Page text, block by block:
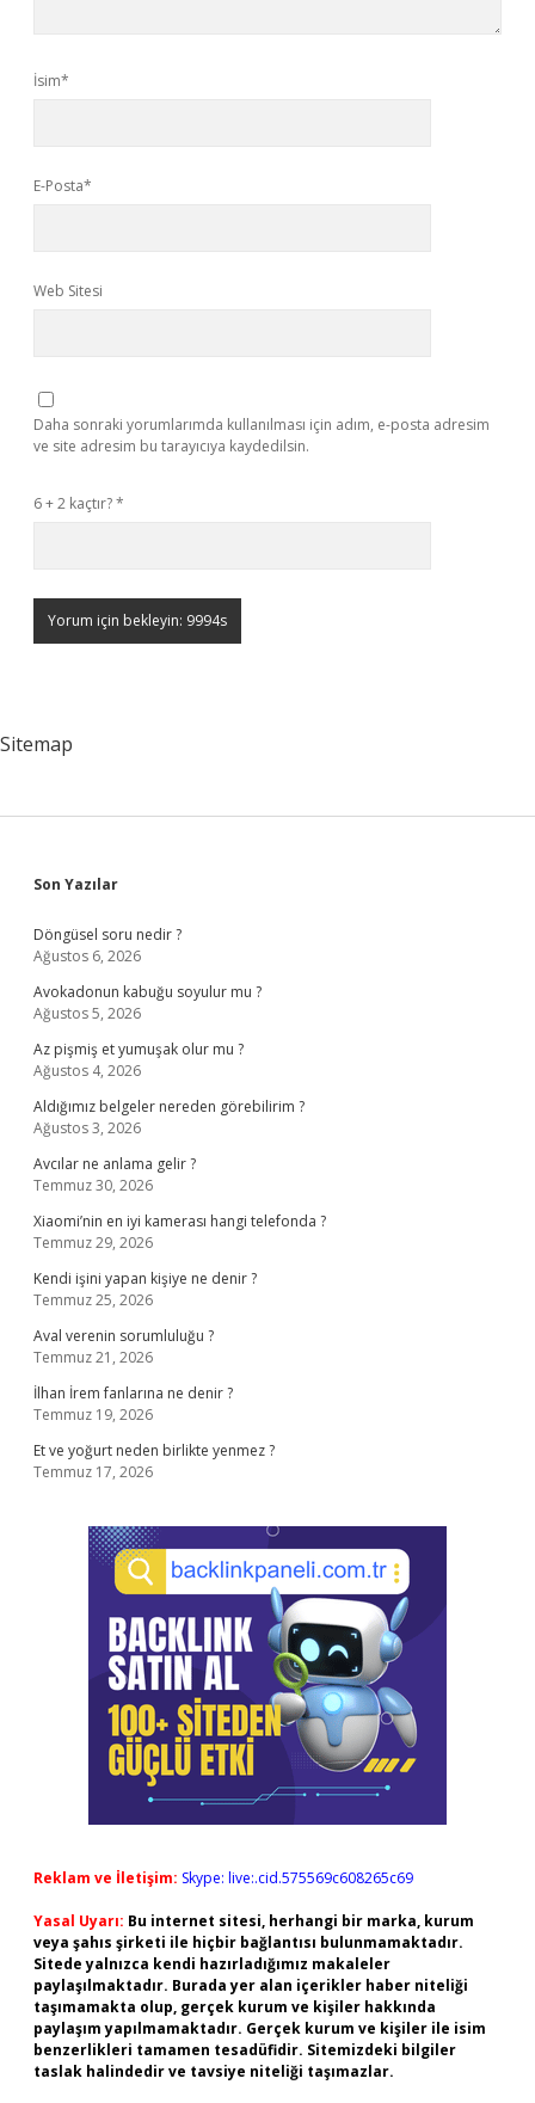
İsim*
E-Posta*
Web Sitesi
Daha sonraki yorumlarımda kullanılması için adım, e-posta adresim
ve site adresim bu tarayıcıya kaydedilsin.
6 + 2 kaçtır?*
Sitemap
Sidebar
Son Yazılar
Döngüsel soru nedir ?
Ağustos 6, 2026
Avokadonun kabuğu soyulur mu ?
Ağustos 5, 2026
Az pişmiş et yumuşak olur mu ?
Ağustos 4, 2026
Aldığımız belgeler nereden görebilirim ?
Ağustos 3, 2026
Avcılar ne anlama gelir ?
Temmuz 30, 2026
Xiaomi’nin en iyi kamerası hangi telefonda ?
Temmuz 29, 2026
Kendi işini yapan kişiye ne denir ?
Temmuz 25, 2026
Aval verenin sorumluluğu ?
Temmuz 21, 2026
İlhan İrem fanlarına ne denir ?
Temmuz 19, 2026
Et ve yoğurt neden birlikte yenmez ?
Temmuz 17, 2026
Reklam ve İletişim: Skype: live:.cid.575569c608265c69
Yasal Uyarı: Bu internet sitesi, herhangi bir marka, kurum
veya şahıs şirketi ile hiçbir bağlantısı bulunmamaktadır.
Sitede yalnızca kendi hazırladığımız makaleler
paylaşılmaktadır. Burada yer alan içerikler haber niteliği
taşımamakta olup, gerçek kurum ve kişiler hakkında
paylaşım yapılmamaktadır. Gerçek kurum ve kişiler ile isim
benzerlikleri tamamen tesadüfidir. Sitemizdeki bilgiler
taslak halindedir ve tavsiye niteliği taşımazlar.